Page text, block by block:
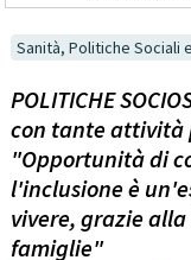
Sanità, Politiche Sociali
POLITICHE
con tante attività
"Opportunità di
l'inclusione è
vivere, grazie
famiglie"